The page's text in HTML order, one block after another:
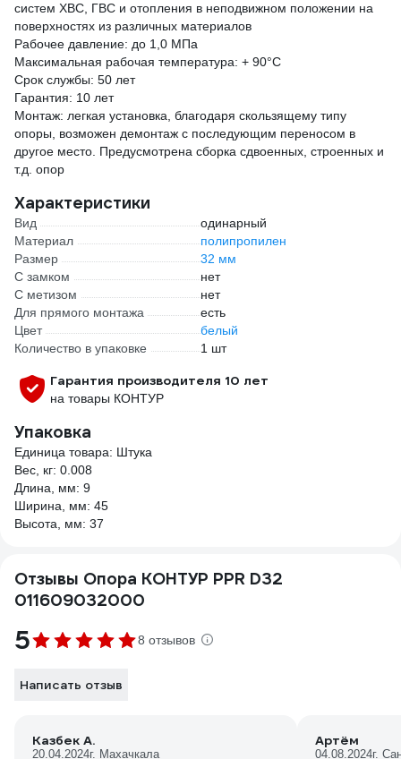
систем ХВС, ГВС и отопления в неподвижном положении на
поверхностях из различных материалов
Рабочее давление: до 1,0 МПа
Максимальная рабочая температура: + 90°С
Срок службы: 50 лет
Гарантия: 10 лет
Монтаж: легкая установка, благодаря скользящему типу
опоры, возможен демонтаж с последующим переносом в
другое место. Предусмотрена сборка сдвоенных, строенных и
т.д. опор
Характеристики
Вид
одинарный
Материал
полипропилен
Размер
32 мм
С замком
нет
С метизом
нет
Для прямого монтажа
есть
Цвет
белый
Количество в упаковке
1 шт
Гарантия производителя 10 лет
на товары КОНТУР
Упаковка
Единица товара: Штука
Вес, кг: 0.008
Длина, мм: 9
Ширина, мм: 45
Высота, мм: 37
Отзывы Опора КОНТУР PPR D32
011609032000
5 8 отзывов
Написать отзыв
Казбек А.
20.04.2024г. Махачкала
Артём
04.08.2024г.